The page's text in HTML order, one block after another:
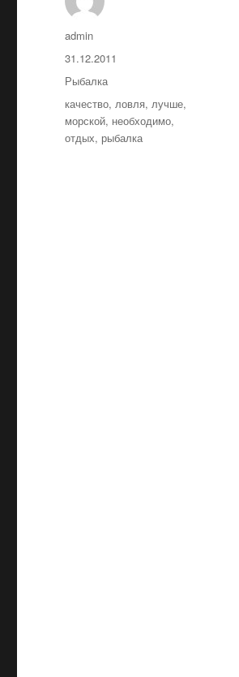
Автор
admin
Опубликовано
31.12.2011
Рубрики
Рыбалка
Метки
качество,ловля,лучше,
морской, необходимо,
отдых, рыбалка